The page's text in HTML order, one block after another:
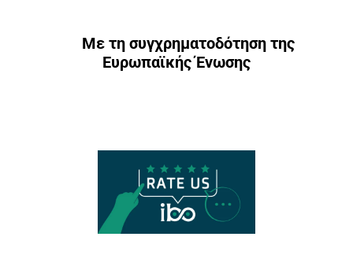
Με τη συγχρηματοδότηση της
Ευρωπαϊκής Ένωσης